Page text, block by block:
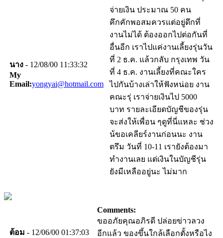
นาง - 12/08/00 11:33:32
My
Email:yongyai@hotmail.com
จ่ายเงิน ประมาณ 50 คน
คึกคักพอสมควรแต่อยู่ดึกที่
งานไม่ได้ ต้องออกไปต่อกันที่
อื่นอีก เราไปแค่งานเลี้ยงรุ่นวัน
ที่ 2 ธ.ค. แล้วกลับ กรุงเทพ วัน
ที่ 4 ธ.ค. งานเลี้ยงที่คณะใคร
ไปกันบ้างเล่าให้ฟังหน่อย งาน
คณะรุ่ เราจ่ายเงินไป 5000
บาท รายละเอียดบัญชีของรุ่น
จะส่งให้เพื่อน ๆดูที่นี่แหละ ช่วง
น้ขอเคลียร์งานก่อนนะ งาน
ตรึม วันที่ 10-11 เรายังต้องมา
ทำงานเลย แต่เงินในบัญชีรุ่น
ยังมีเหลืออยู่นะ ไม่มาก
ต้อม - 12/06/00 01:37:03
Comments:
ขออภัยคุณอภิรดี ปล่อยข่าวลวง
อีกแล้ว ของขึ้นใกล้เลือกตั้งหรือไง